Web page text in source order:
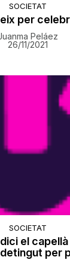
SOCIETAT
per
Peláez
26/11/2021
SOCIETAT
el
per